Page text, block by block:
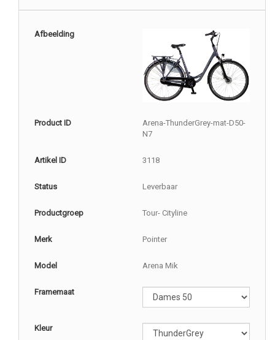
Afbeelding
Product ID
Arena-ThunderGrey-mat-D50-
N7
Artikel ID 3118
Status Leverbaar
Productgroep Tour- Cityline
Merk Pointer
Model Arena Mik
Framemaat
Kleur